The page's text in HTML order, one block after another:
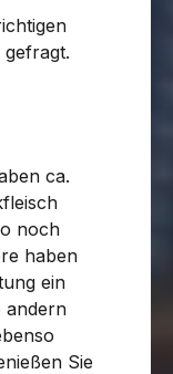
gefragt.
ca.
noch
haben
ein
andern
Sie